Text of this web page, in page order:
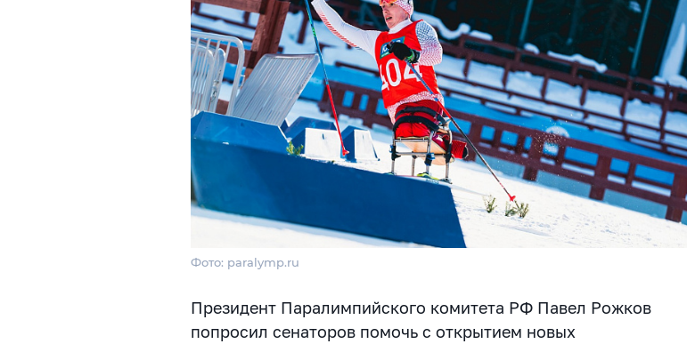
Фото: paralymp.ru
Президент Паралимпийского комитета РФ Павел Рожков
попросил сенаторов помочь с открытием новых